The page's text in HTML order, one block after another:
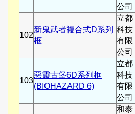
公司
102
新鬼武者複合式D系列
框
立都
科技
有限
公司
103
惡靈古堡6D系列框
(BIOHAZARD 6)
立都
科技
有限
公司
和泰